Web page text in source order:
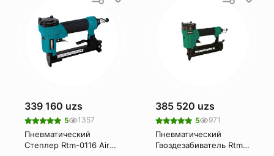
339 160 uzs
5 1357
Пневматический
Степлер Rtm-0116 Air
385 520 uzs
5 971
Пневматический
Гвоздезабиватель Rtm-